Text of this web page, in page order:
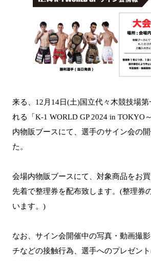
来る、12月14日(土)国立代々木競技場第
れる「K-1 WORLD GP 2024 in TOKYO
内物販ブースにて、選手のサイン会の
た。
会場内物販ブースにて、対象商品をお
先着で整理券を配布致します。(整理券
います。)
なお、サイン会開催中の写真・動画撮
チなどの接触行為、選手へのプレゼン